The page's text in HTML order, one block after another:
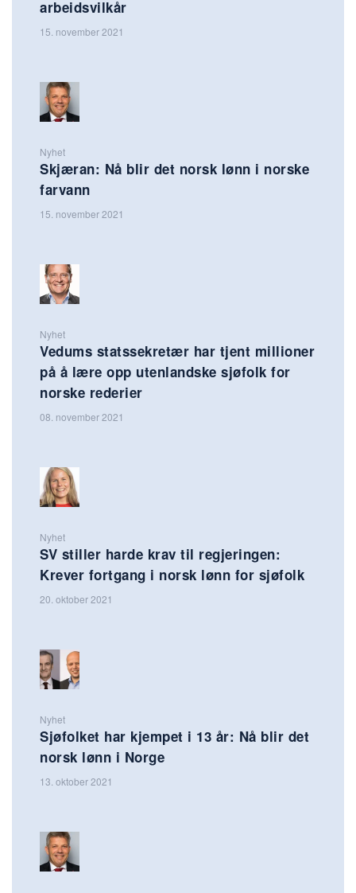
arbeidsvilkår
15. november 2021
Nyhet
Skjæran: Nå blir det norsk lønn i norske
farvann
15. november 2021
Nyhet
Vedums statssekretær har tjent millioner
på å lære opp utenlandske sjøfolk for
norske rederier
08. november 2021
Nyhet
SV stiller harde krav til regjeringen:
Krever fortgang i norsk lønn for sjøfolk
20. oktober 2021
Nyhet
Sjøfolket har kjempet i 13 år: Nå blir det
norsk lønn i Norge
13. oktober 2021